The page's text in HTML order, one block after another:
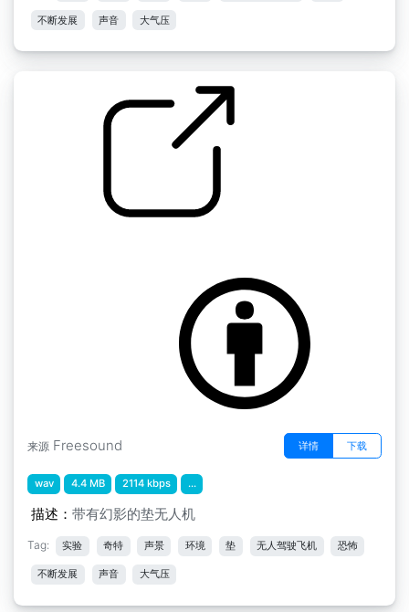
不断发展 声音 大气压
来源 Freesound 详情 下载
wav 4.4 MB 2114 kbps ...
描述： 带有幻影的垫无人机
Tag: 实验 奇特 声景 环境 垫 无人驾驶飞机 恐怖
不断发展 声音 大气压